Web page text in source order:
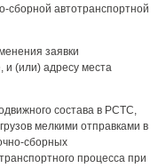
сборной автотранспортной
заявки
и (или) адресу места
состава в РСТС,
мелкими отправками в
сборных
процесса при